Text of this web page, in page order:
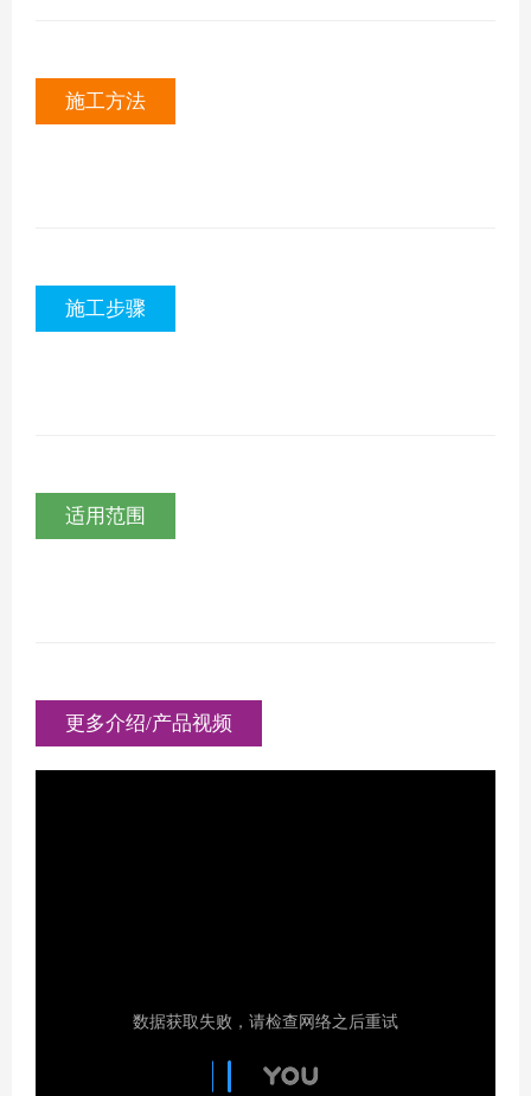
施工方法
施工步骤
适用范围
更多介绍/产品视频